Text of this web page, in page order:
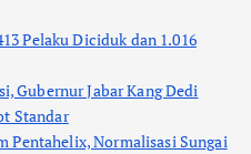
Pelaku Diciduk dan 1.016
Gubernur Jabar Kang Dedi
Standar
Pentahelix, Normalisasi Sungai